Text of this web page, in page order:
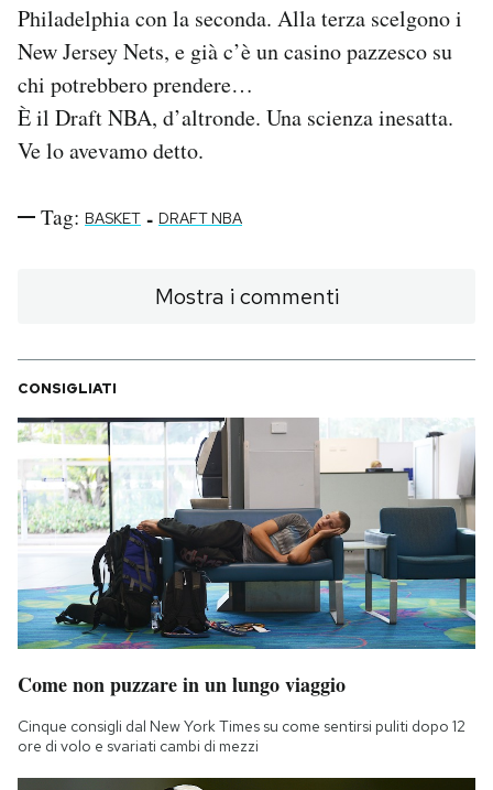
Philadelphia con la seconda. Alla terza scelgono i
New Jersey Nets, e già c’è un casino pazzesco su
chi potrebbero prendere…
È il Draft NBA, d’altronde. Una scienza inesatta.
Ve lo avevamo detto.
Tag: BASKET - DRAFT NBA
Mostra i commenti
CONSIGLIATI
Come non puzzare in un lungo viaggio
Cinque consigli dal New York Times su come sentirsi puliti dopo 12
ore di volo e svariati cambi di mezzi